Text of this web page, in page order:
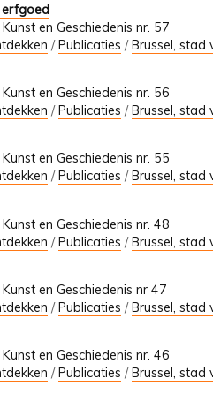
erfgoed
en Geschiedenis nr. 57
/Publicaties /Brussel, stad
en Geschiedenis nr. 56
/Publicaties /Brussel, stad
en Geschiedenis nr. 55
/Publicaties /Brussel, stad
en Geschiedenis nr. 48
/Publicaties /Brussel, stad
en Geschiedenis nr 47
/Publicaties /Brussel, stad
en Geschiedenis nr. 46
/ Publicaties / Brussel, stad